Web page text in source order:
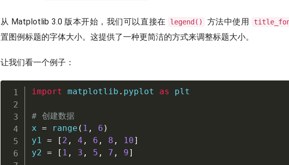
从 Matplotlib 3.0 版本开始，我们可以直接在 legend() 方法中使用
置图例标题的字体大小。这提供了一种更简洁的方式来调整标题大小。
让我们看一个例子：
import matplotlib . pyplot as plt
# 创建数据
x = range ( 1 , 6 )
y1 = [ 2 , 4 , 6 , 8 , 10]
y2 = [ 1 , 3 , 5 , 7 , 9]